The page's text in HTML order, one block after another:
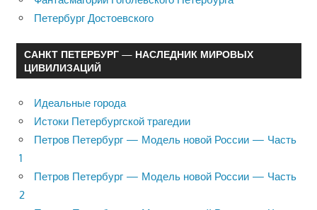
Петербург Достоевского
САНКТ ПЕТЕРБУРГ — НАСЛЕДНИК МИРОВЫХ
ЦИВИЛИЗАЦИЙ
Идеальные города
Истоки Петербургской трагедии
Петров Петербург — Модель новой России — Часть
1
Петров Петербург — Модель новой России — Часть
2